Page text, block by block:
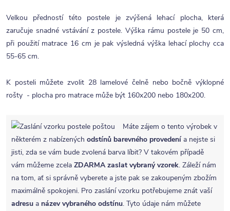
Velkou předností této postele je zvýšená lehací plocha, která
zaručuje snadné vstávání z postele. Výška rámu postele je 50 cm,
při použití matrace 16 cm je pak výsledná výška lehací plochy cca
55-65 cm.
K posteli můžete zvolit 28 lamelové čelně nebo bočně výklopné
rošty - plocha pro matrace může být 160x200 nebo 180x200.
Máte zájem o tento výrobek v
některém z nabízených odstínů barevného provedení a nejste si
jisti, zda se vám bude zvolená barva líbit? V takovém případě
vám můžeme zcela ZDARMA zaslat vybraný vzorek. Záleží nám
na tom, ať si správně vyberete a jste pak se zakoupeným zbožím
maximálně spokojeni. Pro zaslání vzorku potřebujeme znát vaší
adresu a název vybraného odstínu. Tyto údaje nám můžete